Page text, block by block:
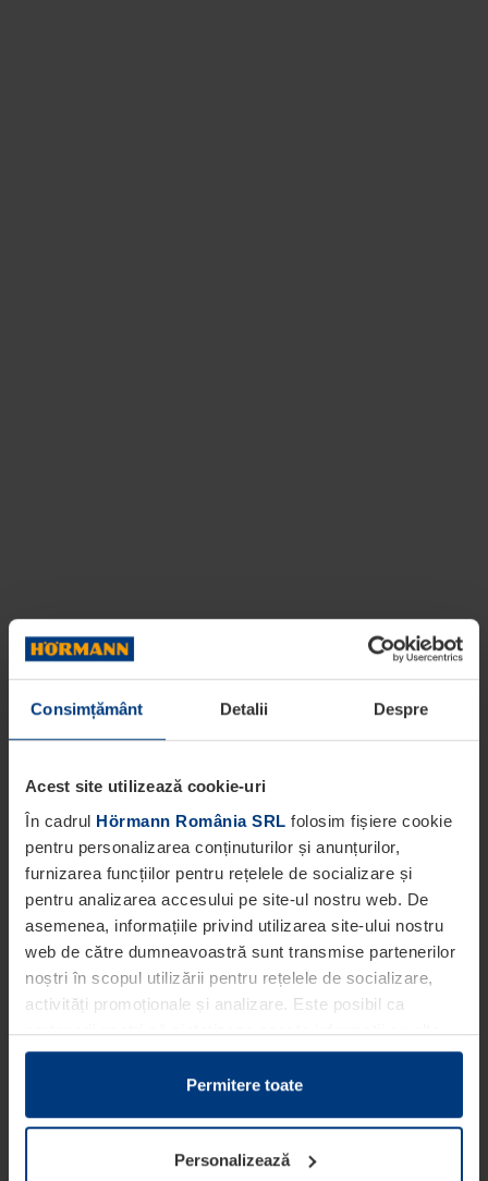
Consimțământ Detalii Despre
Acest site utilizează cookie-uri
În cadrul Hörmann România SRL folosim fișiere cookie
pentru personalizarea conținuturilor și anunțurilor,
furnizarea funcțiilor pentru rețelele de socializare și
pentru analizarea accesului pe site-ul nostru web. De
asemenea, informațiile privind utilizarea site-ului nostru
web de către dumneavoastră sunt transmise partenerilor
noștri în scopul utilizării pentru rețelele de socializare,
activități promoționale și analizare. Este posibil ca
partenerii noștri să sintetizeze aceste informații cu alte
date pe care dumneavoastră le-ați pus la dispoziția
acestora ori care au fost colectate în cadrul utilizării
Din punct de vedere legal, putem stoca fișiere cookie pe
dispozitivul dumneavoastră în cazul în care acestea sunt
Permitere toate
Personalizează